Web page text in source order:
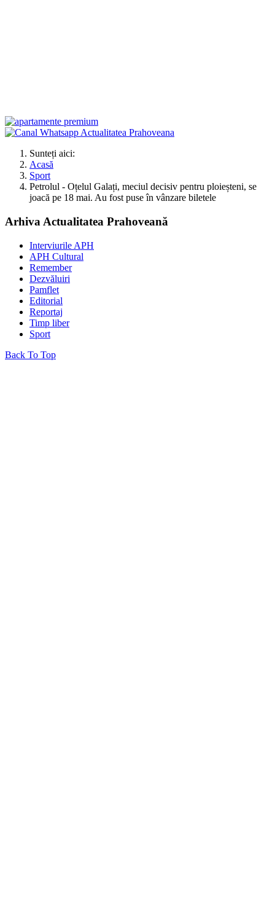
Sunteți aici:
Acasă
Sport
Petrolul - Oțelul Galați, meciul decisiv pentru ploieșteni, se
joacă pe 18 mai. Au fost puse în vânzare biletele
Arhiva Actualitatea Prahoveană
Interviurile APH
APH Cultural
Remember
Dezvăluiri
Pamflet
Editorial
Reportaj
Timp liber
Sport
Back To Top